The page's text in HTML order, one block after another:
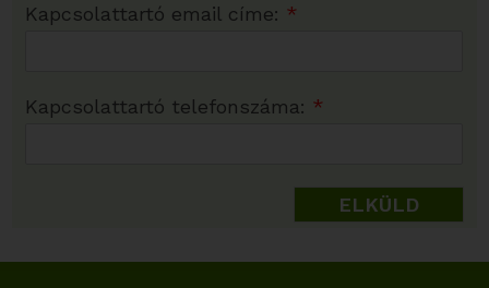
Kapcsolattartó email címe: *
Kapcsolattartó telefonszáma: *
ELKÜLD